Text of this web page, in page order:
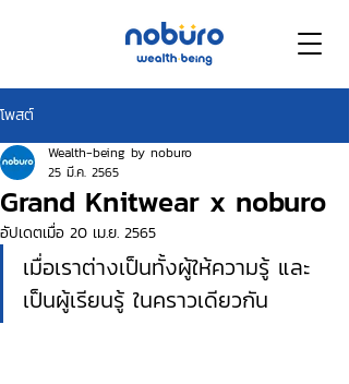
โพสต์
Grand Knitwear x noburo
Wealth-being by noburo
25 มี.ค. 2565
อัปเดตเมื่อ 20 เม.ย. 2565
เมื่อเราต่างเป็นทั้งผู้ให้ความรู้ และ
เป็นผู้เรียนรู้ ในคราวเดียวกัน